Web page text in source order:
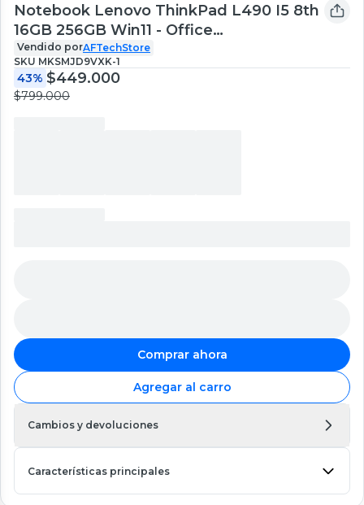
Notebook Lenovo ThinkPad L490 I5 8th
16GB 256GB Win11 - Office
Reacondicionado Profesional
Vendido porAFTechStore
SKU MKSMJD9VXK-1
43% $449.000
$799.000
Comprar ahora
Agregar al carro
Cambios y devoluciones
Características principales